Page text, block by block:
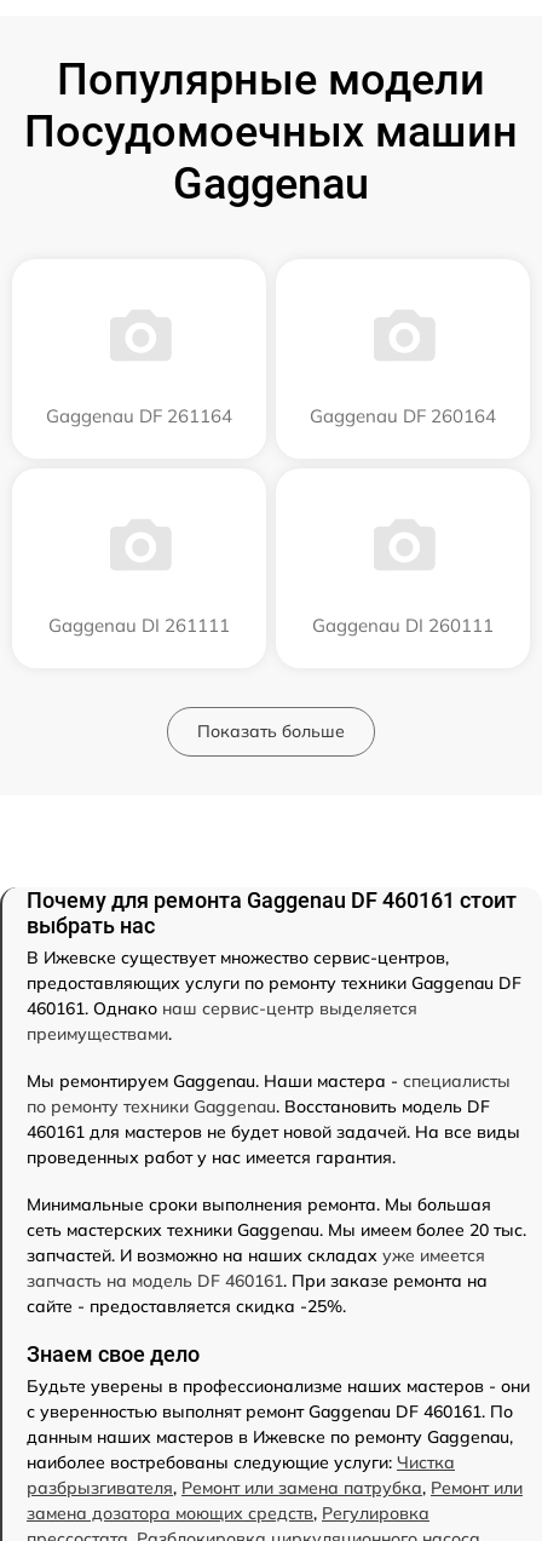
Популярные модели
Посудомоечных машин
Gaggenau
Gaggenau DF 261164 Gaggenau DF 260164
Gaggenau DI 261111 Gaggenau DI 260111
Показать больше
Почему для ремонта Gaggenau DF 460161 стоит
выбрать нас
В Ижевске существует множество сервис-центров,
предоставляющих услуги по ремонту техники Gaggenau DF
460161. Однако наш сервис-центр выделяется
преимуществами.
Мы ремонтируем Gaggenau. Наши мастера - специалисты
по ремонту техники Gaggenau. Восстановить модель DF
460161 для мастеров не будет новой задачей. На все виды
проведенных работ у нас имеется гарантия.
Минимальные сроки выполнения ремонта. Мы большая
сеть мастерских техники Gaggenau. Мы имеем более 20 тыс.
запчастей. И возможно на наших складах уже имеется
запчасть на модель DF 460161. При заказе ремонта на
сайте - предоставляется скидка -25%.
Знаем свое дело
Будьте уверены в профессионализме наших мастеров - они
с уверенностью выполнят ремонт Gaggenau DF 460161. По
данным наших мастеров в Ижевске по ремонту Gaggenau,
наиболее востребованы следующие услуги: Чистка
разбрызгивателя, Ремонт или замена патрубка, Ремонт или
замена дозатора моющих средств, Регулировка